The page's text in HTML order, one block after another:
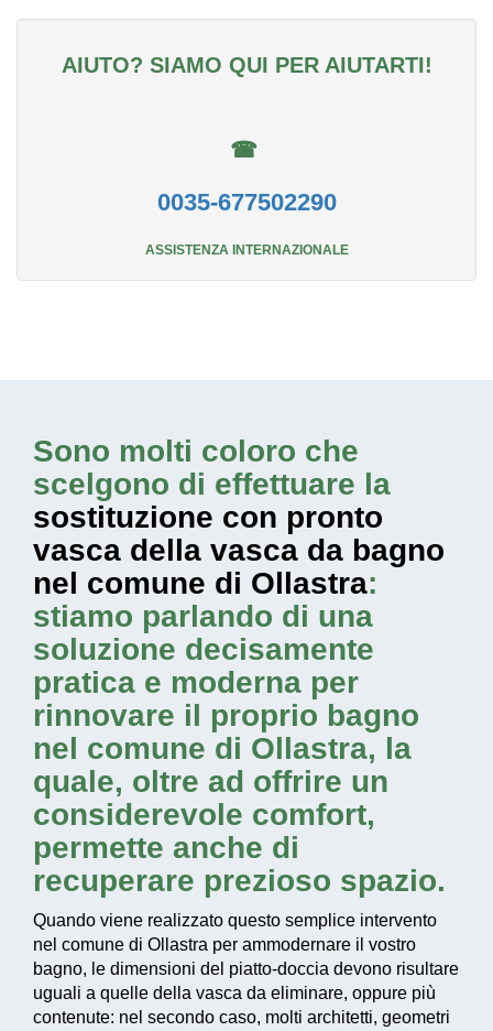
AIUTO? SIAMO QUI PER AIUTARTI!
☎
0035-677502290
ASSISTENZA INTERNAZIONALE
Sono molti coloro che
scelgono di effettuare la
sostituzione con pronto
vasca della vasca da bagno
nel comune di Ollastra:
stiamo parlando di una
soluzione decisamente
pratica e moderna per
rinnovare il proprio bagno
nel comune di Ollastra, la
quale, oltre ad offrire un
considerevole comfort,
permette anche di
recuperare prezioso spazio.
Quando viene realizzato questo semplice intervento
nel comune di Ollastra per ammodernare il vostro
bagno, le dimensioni del piatto-doccia devono risultare
uguali a quelle della vasca da eliminare, oppure più
contenute: nel secondo caso, molti architetti, geometri